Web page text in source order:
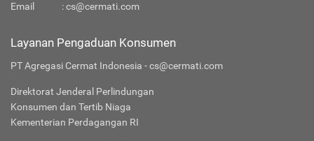
Email
:cs@cermati.com
Layanan Pengaduan Konsumen
PT Agregasi Cermat Indonesia - cs@cermati.com
Direktorat Jenderal Perlindungan
Konsumen dan Tertib Niaga
Kementerian Perdagangan RI